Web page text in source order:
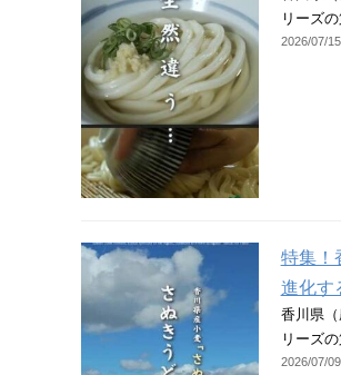
リーズ
2026/07/15
特集！
進化す
香川県
リーズ
2026/07/09